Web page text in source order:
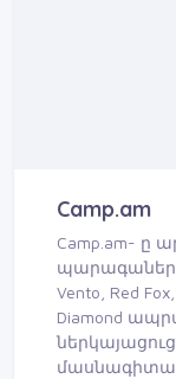
Camp.am
Camp.am- ը
Vento, Red
Diamond